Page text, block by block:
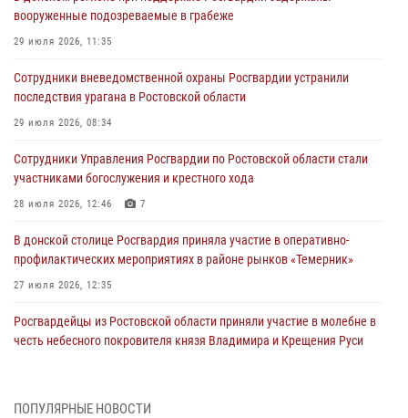
вооруженные подозреваемые в грабеже
29 июля 2026, 11:35
Сотрудники вневедомственной охраны Росгвардии устранили
последствия урагана в Ростовской области
29 июля 2026, 08:34
Сотрудники Управления Росгвардии по Ростовской области стали
участниками богослужения и крестного хода
28 июля 2026, 12:46 7
В донской столице Росгвардия приняла участие в оперативно-
профилактических мероприятиях в районе рынков «Темерник»
27 июля 2026, 12:35
Росгвардейцы из Ростовской области приняли участие в молебне в
честь небесного покровителя князя Владимира и Крещения Руси
При содействии спецназа Росгвардии в Ростовской области прошли
ПОПУЛЯРНЫЕ НОВОСТИ